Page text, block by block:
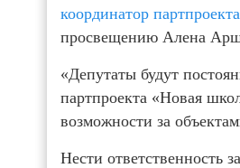
координатор партпроекта
просвещению Алена
«Депутаты будут
партпроекта «Новая
возможности за
Нести ответственность